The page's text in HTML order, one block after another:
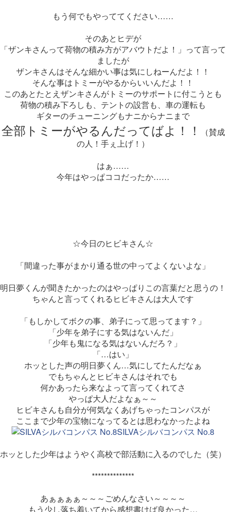
もう何でもやっててください……
そのあとヒデが
「ザンキさんって荷物の積み方がアバウトだよ！」って言って
ましたが
ザンキさんはそんな細かい事は気にしねーんだよ！！
そんな事はトミーがやるからいいんだよ！！
このあとたとえザンキさんがトミーのサポートに付こうとも
荷物の積み下ろしも、テントの設営も、車の運転も
ギターのチューニングもナニからナニまで
全部トミーがやるんだってばよ！！
（賛成
の人！手ぇ上げ！）
はぁ……
今年はやっぱココだったか……
☆今日のヒビキさん☆
「間違った事がまかり通る世の中ってよくないよな」
明日夢くんが聞きたかったのはやっぱりこの言葉だと思うの！
ちゃんと言ってくれるヒビキさんは大人です
「もしかしてボクの事、弟子にって思ってます？」
「少年を弟子にする気はないんだ」
「少年も鬼になる気はないんだろ？」
「…はい」
ホッとした声の明日夢くん…気にしてたんだなぁ
でもちゃんとヒビキさんはそれでも
何かあったら来なよって言ってくれてさ
やっぱ大人だよなぁ～～
ヒビキさんも自分が何気なくあげちゃったコンパスが
ここまで少年の宝物になってるとは思わなかったよね
SILVAシルバコンパス No.8
ホッとした少年はようやく高校で部活動に入るのでした（笑）
**************
あぁぁぁぁ～～～ごめんなさい～～～～
もう少し落ち着いてから感想書けば良かった…